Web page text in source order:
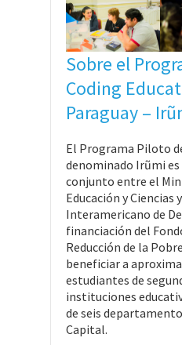
Sobre el
Coding
Paraguay –
El Programa Piloto
denominado Irũmi
conjunto entre el
Educación y Ciencias
Interamericano de
financiación del
Reducción de la
beneficiar a
estudiantes de
instituciones
de seis
Capital.